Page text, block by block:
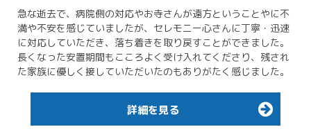
急な逝去で、病院側の対応やお寺さんが遠方ということやに不
満や不安を感じていましたが、セレモニー心さんに丁寧・迅速
に対応していただき、落ち着きを取り戻すことができました。
長くなった安置期間もこころよく受け入れてくださり、残され
た家族に優しく接していただいたのもありがたく感じました。
詳細を見る